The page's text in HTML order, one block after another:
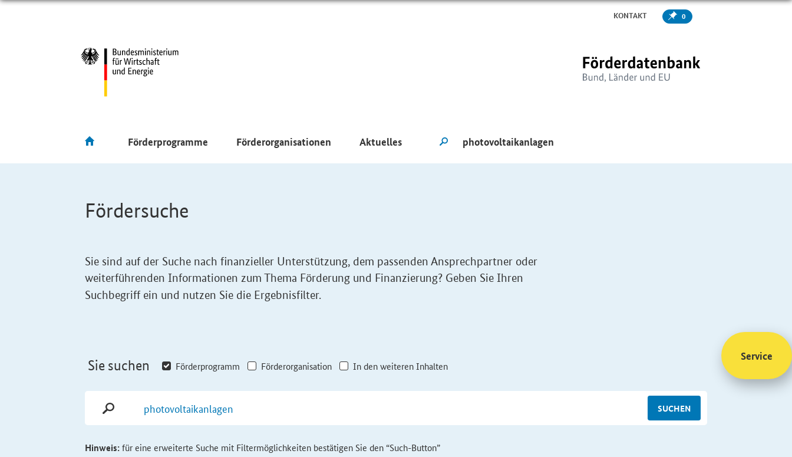
KONTAKT 0
Förderprogramme Förderorganisationen Aktuelles
Fördersuche
Sie sind auf der Suche nach finanzieller Unterstützung, dem passenden Ansprechpartner oder
weiterführenden Informationen zum Thema Förderung und Finanzierung? Geben Sie Ihren
Suchbegriff ein und nutzen Sie die Ergebnisfilter.
Sie suchen Förderprogramm Förderorganisation In den weiteren Inhalten
SUCHEN
Hinweis:für eine erweiterte Suche mit Filtermöglichkeiten bestätigen Sie den “Such-Button”
Service